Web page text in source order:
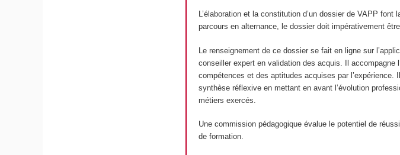
L’élaboration et la constitution d’un dossier de VAPP
parcours en alternance, le dossier doit impérativement
Le renseignement de ce dossier se fait en ligne sur
conseiller expert en validation des acquis. Il accompagne
compétences et des aptitudes acquises par l’expérience.
synthèse réflexive en mettant en avant l’évolution
métiers exercés.
Une commission pédagogique évalue le potentiel de
de formation.